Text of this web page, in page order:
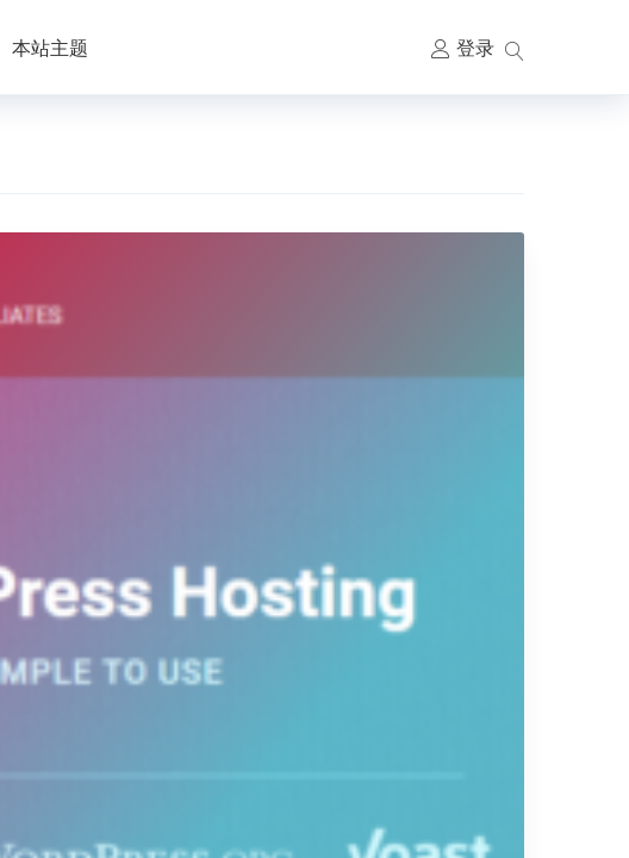
本站主题 登录